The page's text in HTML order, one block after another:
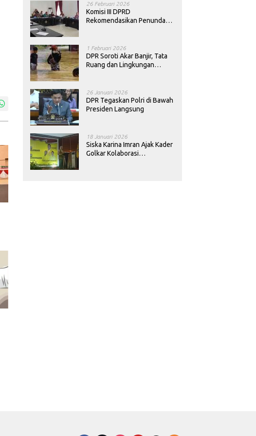
26 Februari 2026
Komisi III DPRD
Rekomendasikan Penundaan
1 Februari 2026
DPR Soroti Akar Banjir, Tata
Ruang dan Lingkungan
26 Januari 2026
DPR Tegaskan Polri di Bawah
Presiden Langsung
18 Januari 2026
Siska Karina Imran Ajak Kader
Golkar Kolaborasi